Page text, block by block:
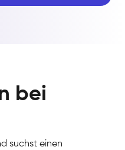
bei
suchst einen